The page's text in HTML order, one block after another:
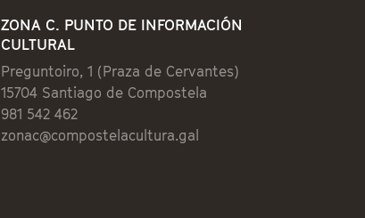
ZONA C. PUNTO DE INFORMACIÓN
CULTURAL
Preguntoiro, 1 (Praza de Cervantes)
15704 Santiago de Compostela
981 542 462
zonac@compostelacultura.gal